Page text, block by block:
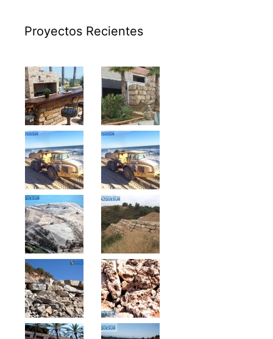
Proyectos Recientes